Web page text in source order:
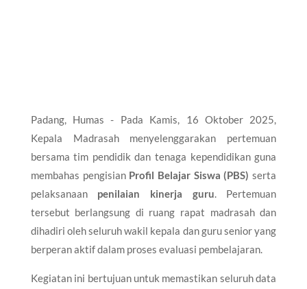
Padang, Humas - Pada Kamis, 16 Oktober 2025,
Kepala Madrasah menyelenggarakan pertemuan
bersama tim pendidik dan tenaga kependidikan guna
membahas pengisian Profil Belajar Siswa (PBS) serta
pelaksanaan penilaian kinerja guru. Pertemuan
tersebut berlangsung di ruang rapat madrasah dan
dihadiri oleh seluruh wakil kepala dan guru senior yang
berperan aktif dalam proses evaluasi pembelajaran.
Kegiatan ini bertujuan untuk memastikan seluruh data